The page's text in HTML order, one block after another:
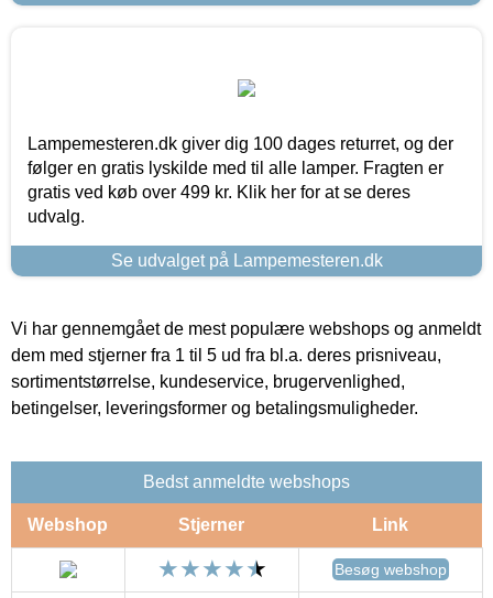
Lampemesteren.dk giver dig 100 dages returret, og der
følger en gratis lyskilde med til alle lamper. Fragten er
gratis ved køb over 499 kr. Klik her for at se deres
udvalg.
Se udvalget på Lampemesteren.dk
Vi har gennemgået de mest populære webshops og anmeldt
dem med stjerner fra 1 til 5 ud fra bl.a. deres prisniveau,
sortimentstørrelse, kundeservice, brugervenlighed,
betingelser, leveringsformer og betalingsmuligheder.
Bedst anmeldte webshops
Webshop Stjerner Link
Besøg webshop